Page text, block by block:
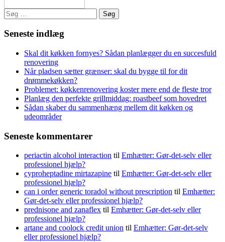
Søg
efter:
Seneste indlæg
Skal dit køkken fornyes? Sådan planlægger du en succesfuld
renovering
Når pladsen sætter grænser: skal du bygge til for dit
drømmekøkken?
Problemet: køkkenrenovering koster mere end de fleste tror
Planlæg den perfekte grillmiddag: roastbeef som hovedret
Sådan skaber du sammenhæng mellem dit køkken og
udeområder
Seneste kommentarer
periactin alcohol interaction til Emhætter: Gør-det-selv eller
professionel hjælp?
cyproheptadine mirtazapine til Emhætter: Gør-det-selv eller
professionel hjælp?
can i order generic toradol without prescription til Emhætter:
Gør-det-selv eller professionel hjælp?
prednisone and zanaflex til Emhætter: Gør-det-selv eller
professionel hjælp?
artane and coolock credit union til Emhætter: Gør-det-selv
eller professionel hjælp?